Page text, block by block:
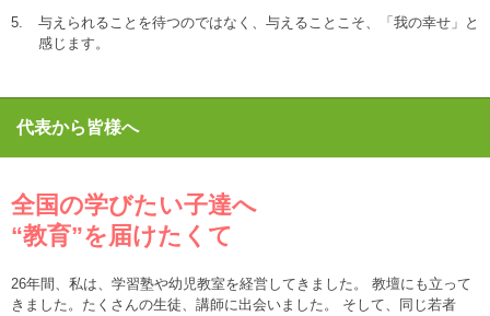
5.
与えられることを待つのではなく、与えることこそ、「我の幸せ」と
感じます。
代表から皆様へ
全国の学びたい子達へ
“教育”を届けたくて
26年間、私は、学習塾や幼児教室を経営してきました。 教壇にも立って
きました。たくさんの生徒、講師に出会いました。 そして、同じ若者